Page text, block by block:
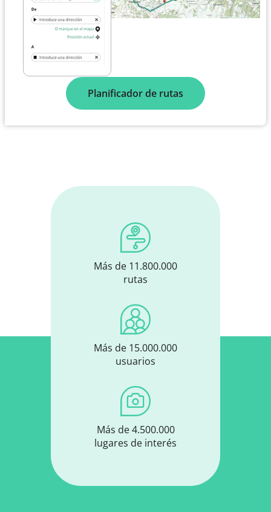
Planificador de rutas
Más de 11.800.000
rutas
Más de 15.000.000
usuarios
Más de 4.500.000
lugares de interés